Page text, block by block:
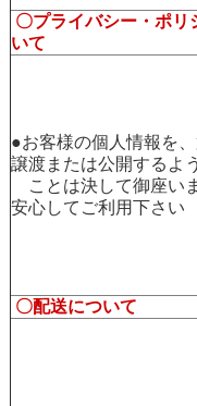
〇プライバシー・ポリ
いて
●お客様の個人情報を
譲渡または公開するよ
ことは決して御座い
安心してご利用下さい
〇配送について